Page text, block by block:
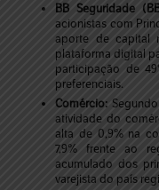
BB Seguridade
acionistas com
aporte de capital
plataforma digital
participação de
preferenciais.
Comércio:
atividade do
alta de 0,9% na
7,9% frente ao
acumulado dos
varejista do país